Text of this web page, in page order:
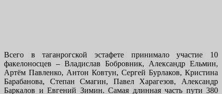
Всего в таганрогской эстафете принимало участие 10
факелоносцев – Владислав Бобровник, Александр Ельмин,
Артём Павленко, Антон Ковтун, Сергей Бурлаков, Кристина
Барабанова, Степан Смагин, Павел Харагезов, Александр
Баркалов и Евгений Зимин. Самая длинная часть пути 380